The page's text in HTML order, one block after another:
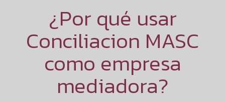
¿Por qué usar
Conciliacion MASC
como empresa
mediadora?